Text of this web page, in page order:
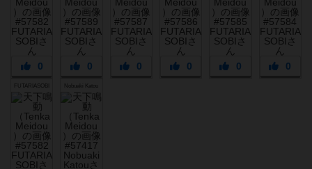
0 0 0 0 0 0
FUTARIASOBI Nobuaki Katou